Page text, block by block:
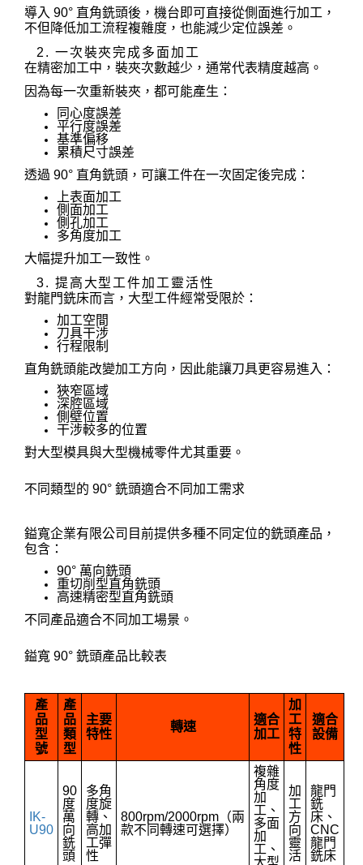
導入 90° 直角銑頭後，機台即可直接從側面進行加工，
不但降低加工流程複雜度，也能減少定位誤差。
2. 一次裝夾完成多面加工
在精密加工中，裝夾次數越少，通常代表精度越高。
因為每一次重新裝夾，都可能產生：
同心度誤差
平行度誤差
基準偏移
累積尺寸誤差
透過 90° 直角銑頭，可讓工件在一次固定後完成：
上表面加工
側面加工
側孔加工
多角度加工
大幅提升加工一致性。
3. 提高大型工件加工靈活性
對龍門銑床而言，大型工件經常受限於：
加工空間
刀具干涉
行程限制
直角銑頭能改變加工方向，因此能讓刀具更容易進入：
狹窄區域
深腔區域
側壁位置
干涉較多的位置
對大型模具與大型機械零件尤其重要。
不同類型的 90° 銑頭適合不同加工需求
鎰寬企業有限公司目前提供多種不同定位的銑頭產品，
包含：
90° 萬向銑頭
重切削型直角銑頭
高速精密型直角銑頭
不同產品適合不同加工場景。
鎰寬 90° 銑頭產品比較表
產
品
型
號
產
品
類
型
主要
特性
轉速
適合
加工
加
工
特
性
適合
設備
IK-
U90
90
度
萬
向
銑
頭
多角
度旋
轉、
高加
工彈
性
800rpm/2000rpm（兩
款不同轉速可選擇）
複雜
角度
加
工、
多面
加
工、
大型
加
工
方
向
靈
活
龍門
銑
床、
CNC
龍門
銑床